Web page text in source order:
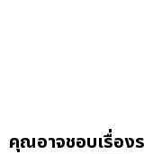
คุณอาจชอบเรื่อง